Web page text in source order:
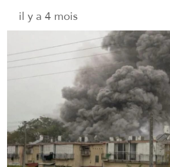
il y a 4 mois